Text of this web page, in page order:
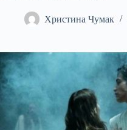
Христина Чумак